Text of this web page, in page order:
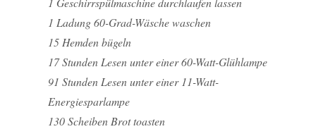
1 Ladung 60-Grad-Wäsche waschen
15 Hemden bügeln
17 Stunden Lesen unter einer 60-Watt-Glühlampe
91 Stunden Lesen unter einer 11-Watt-
Energiesparlampe
130 Scheiben Brot toasten